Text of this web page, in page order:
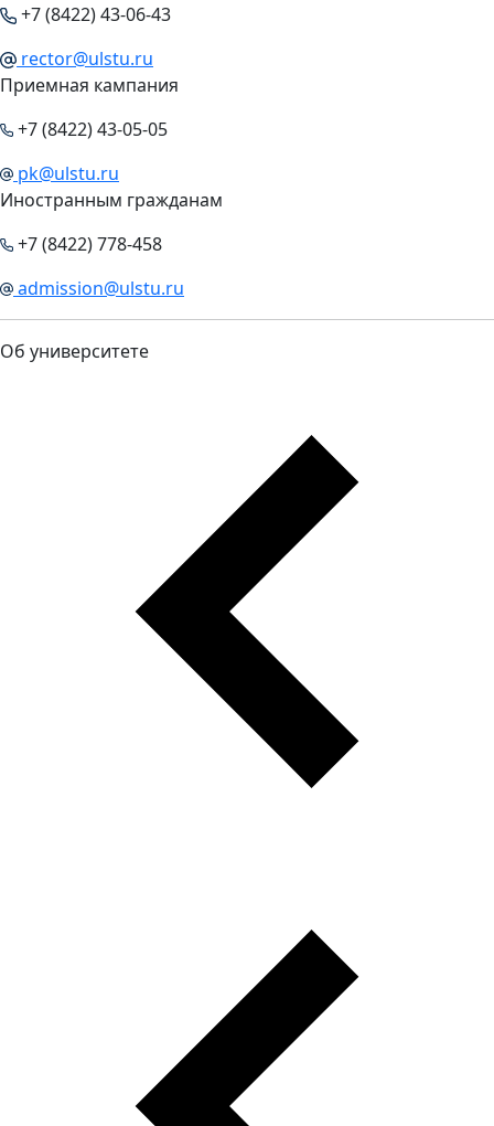
+7 (8422) 43-06-43
rector@ulstu.ru
Приемная кампания
+7 (8422) 43-05-05
pk@ulstu.ru
Иностранным гражданам
+7 (8422) 778-458
admission@ulstu.ru
Об университете